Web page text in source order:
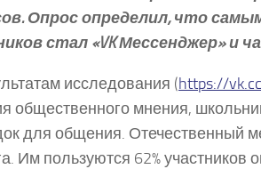
Опрос определил, что
стал «VK Мессенджер» и
исследования (https://
общественного мнения,
для общения. Отечественный
Им пользуются 62% участников